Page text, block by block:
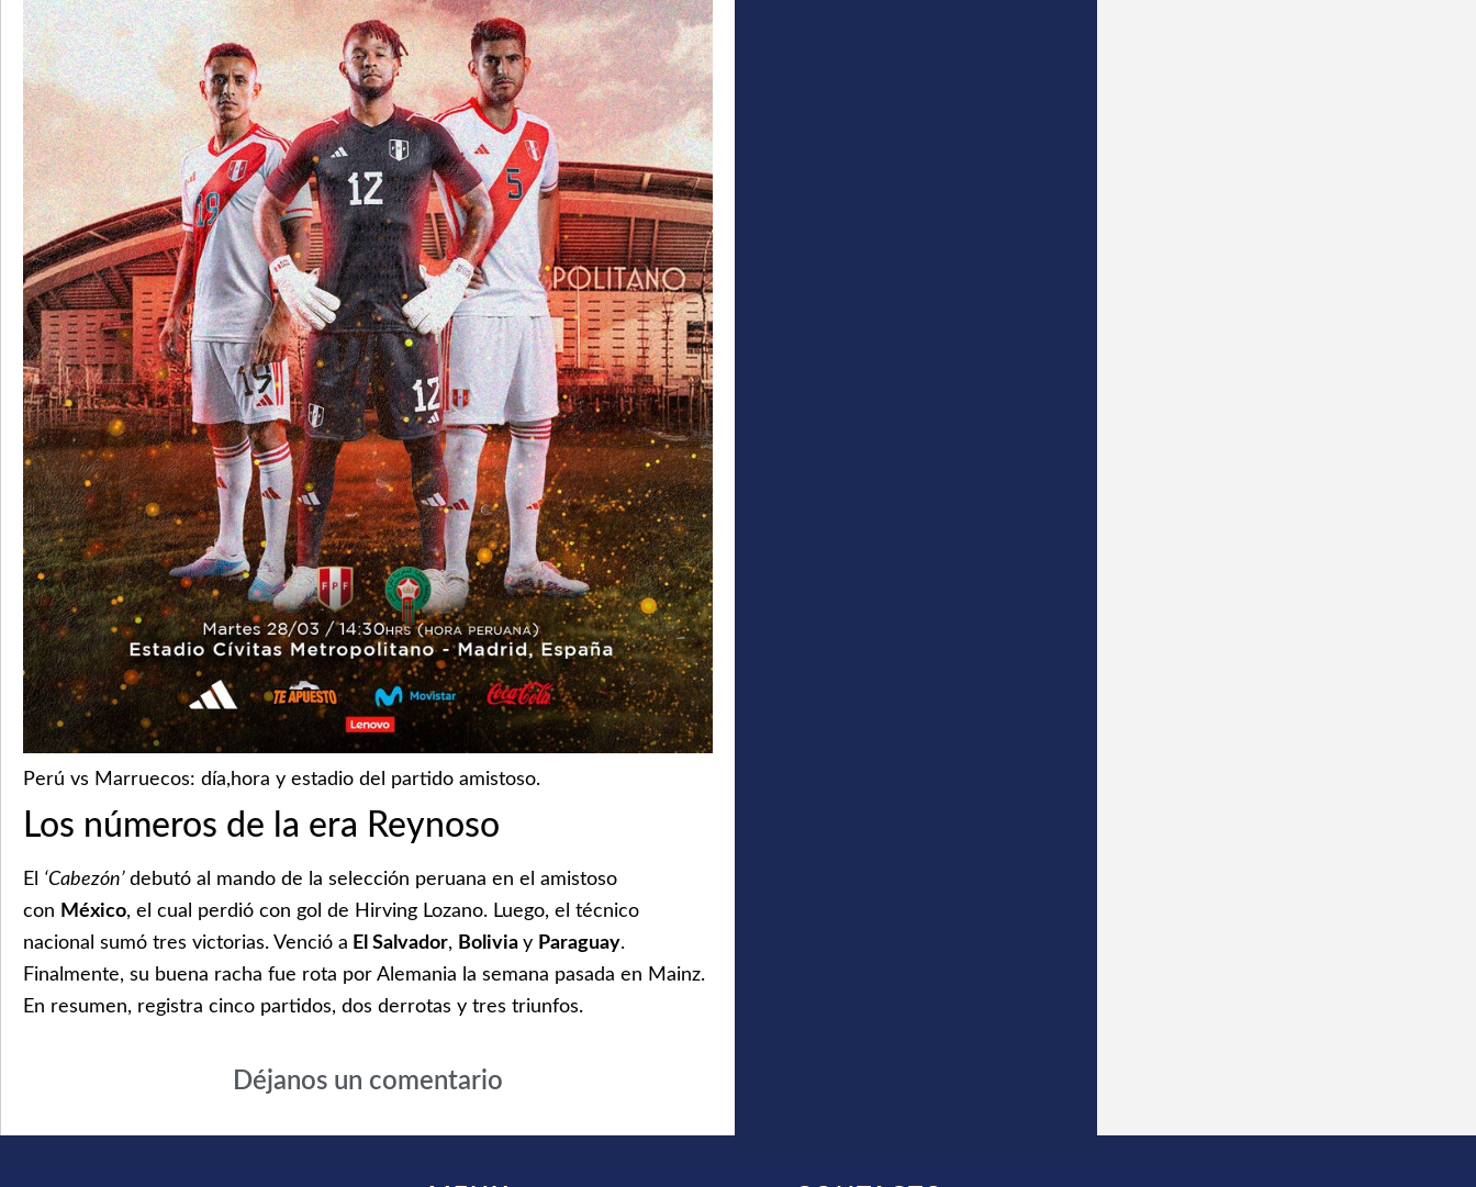
Perú vs Marruecos: día,hora y estadio del partido amistoso.
Los números de la era Reynoso
El ‘Cabezón’ debutó al mando de la selección peruana en el amistoso
con México, el cual perdió con gol de Hirving Lozano. Luego, el técnico
nacional sumó tres victorias. Venció a El Salvador, Bolivia y Paraguay.
Finalmente, su buena racha fue rota por Alemania la semana pasada en Mainz.
En resumen, registra cinco partidos, dos derrotas y tres triunfos.
Déjanos un comentario